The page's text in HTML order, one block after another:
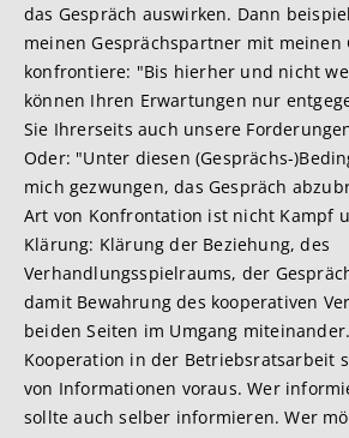
das Gespräch auswirken. Dann
meinen Gesprächspartner mit meinen
konfrontiere: "Bis hierher und nicht
können Ihren Erwartungen nur
Sie Ihrerseits auch unsere
Oder: "Unter diesen (Gesprächs-
mich gezwungen, das Gespräch
Art von Konfrontation ist nicht Kampf
Klärung: Klärung der Beziehung, des
Verhandlungsspielraums, der
damit Bewahrung des kooperativen
beiden Seiten im Umgang miteinander.
Kooperation in der Betriebsratsarbeit
von Informationen voraus. Wer
sollte auch selber informieren. Wer